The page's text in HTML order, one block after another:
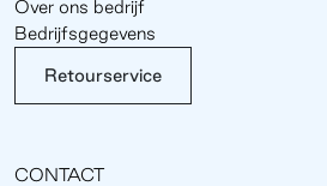
Over ons bedrijf
Bedrijfsgegevens
Retourservice
CONTACT